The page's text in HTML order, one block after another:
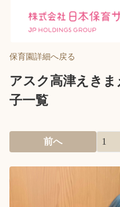
施設を探す
会社概要
保育園詳細へ戻る
アスク高津えき
子一覧
前へ